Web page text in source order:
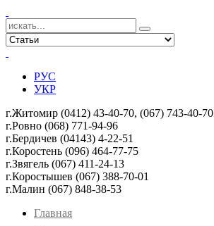
РУС
УКР
г.Житомир (0412) 43-40-70, (067) 743-40-70
г.Ровно (068) 771-94-96
г.Бердичев (04143) 4-22-51
г.Коростень (096) 464-77-75
г.Звягель (067) 411-24-13
г.Коростышев (067) 388-70-01
г.Малин (067) 848-38-53
Главная